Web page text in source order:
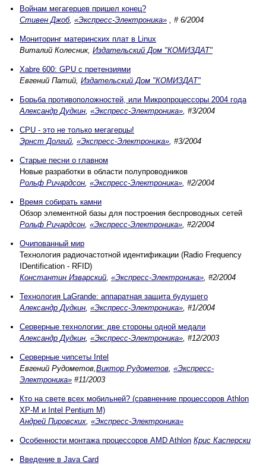
Войнам мегагерцев пришел конец?
Стивен Джоб, «Экспресс-Электроника» , # 6/2004
Мониторинг материнских плат в Linux
Виталий Колесник, Издательский Дом "КОМИЗДАТ"
Xabre 600: GPU с претензиями
Евгений Патий, Издательский Дом "КОМИЗДАТ"
Борьба противоположностей, или Микропроцессоры 2004 года
Александр Дудкин, «Экспресс-Электроника», #3/2004
CPU - это не только мегагерцы!
Эрнст Долгий, «Экспресс-Электроника», #3/2004
Старые песни о главном
Новые разработки в области полупроводников
Рольф Ричардсон, «Экспресс-Электроника», #2/2004
Время собирать камни
Обзор элементной базы для построения беспроводных сетей
Рольф Ричардсон, «Экспресс-Электроника», #2/2004
Очипованный мир
Технология радиочастотной идентификации (Radio Frequency
IDentification - RFID)
Константин Изварский, «Экспресс-Электроника», #2/2004
Технология LaGrande: аппаратная защита будущего
Александр Дудкин, «Экспресс-Электроника», #1/2004
Серверные технологии: две стороны одной медали
Александр Дудкин, «Экспресс-Электроника», #12/2003
Серверные чипсеты Intel
Евгений Рудометов,Виктор Рудометов, «Экспресс-
Электроника» #11/2003
Кто на свете всех мобильней? (сравненние процессоров Athlon
XP-M и Intel Pentium M)
Андрей Пировских, «Экспресс-Электроника»
Особенности монтажа процессоров AMD Athlon Крис Касперски
Введение в Java Card